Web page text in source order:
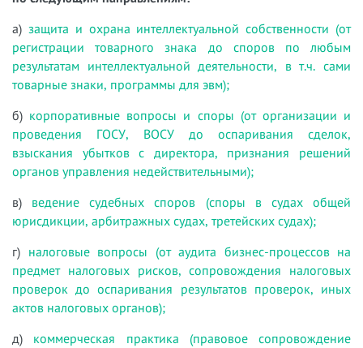
а) защита и охрана интеллектуальной собственности (от
регистрации товарного знака до споров по любым
результатам интеллектуальной деятельности, в т.ч. сами
товарные знаки, программы для эвм);
б) корпоративные вопросы и споры (от организации и
проведения ГОСУ, ВОСУ до оспаривания сделок,
взыскания убытков с директора, признания решений
органов управления недействительными);
в) ведение судебных споров (споры в судах общей
юрисдикции, арбитражных судах, третейских судах);
г) налоговые вопросы (от аудита бизнес-процессов на
предмет налоговых рисков, сопровождения налоговых
проверок до оспаривания результатов проверок, иных
актов налоговых органов);
д) коммерческая практика (правовое сопровождение